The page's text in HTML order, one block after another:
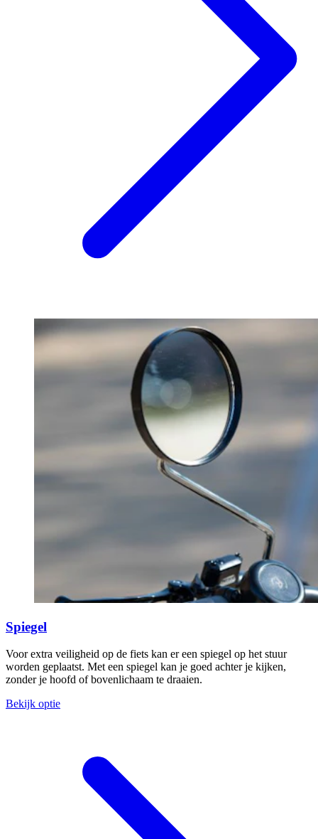
Spiegel
Voor extra veiligheid op de fiets kan er een spiegel op het stuur
worden geplaatst. Met een spiegel kan je goed achter je kijken,
zonder je hoofd of bovenlichaam te draaien.
Bekijk optie